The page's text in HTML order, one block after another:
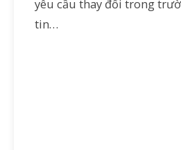
yêu cầu thay đổi trong
tin…